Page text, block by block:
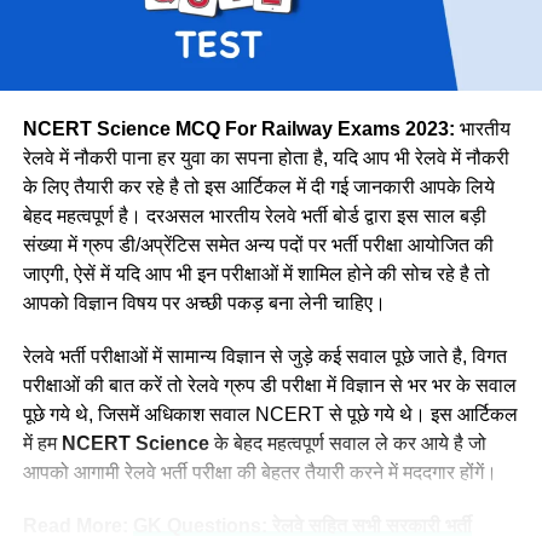
वे कहती है कि उनके इस काम को लेकर कई लोग ताने सुनाते है लेकिन वे
लोगों की बातों पर ध्यान नहीं देती है और अपना काम पूरे मन से करती है।
नीलम मानती है कि महिलाओ को हर क्षेत्र में आना चाहिए। क्योंकि महिला
पुरुष से बेहतर काम कर सकती है।
18383
उत्तर
38967
उत्तर पश्चिमी
15207
दक्षिण मध्य
16947
दक्षिण पूर्व मध्य
8025
दक्षिण पूर्व
17661
दक्षिण
22357
दक्षिण पश्चिम
6581
पश्चिम मध्य
11636
पश्चिम
30667
NCERT Science MCQ For Railway Exams 2023: भारतीय
रेलवे में नौकरी पाना हर युवा का सपना होता है, यदि आप भी रेलवे में नौकरी
के लिए तैयारी कर रहे है तो इस आर्टिकल में दी गई जानकारी आपके लिये
बेहद महत्वपूर्ण है। दरअसल भारतीय रेलवे भर्ती बोर्ड द्वारा इस साल बड़ी
संख्या में ग्रुप डी/अप्रेंटिस समेत अन्य पदों पर भर्ती परीक्षा आयोजित की
जाएगी, ऐसें में यदि आप भी इन परीक्षाओं में शामिल होने की सोच रहे है तो
आपको विज्ञान विषय पर अच्छी पकड़ बना लेनी चाहिए।
रेलवे भर्ती परीक्षाओं में सामान्य विज्ञान से जुड़े कई सवाल पूछे जाते है, विगत
परीक्षाओं की बात करें तो रेलवे ग्रुप डी परीक्षा में विज्ञान से भर भर के सवाल
पूछे गये थे, जिसमें अधिकाश सवाल NCERT से पूछे गये थे। इस आर्टिकल
में हम NCERT Scienceके बेहद महत्वपूर्ण सवाल ले कर आये है जो
आपको आगामी रेलवे भर्ती परीक्षा की बेहतर तैयारी करने में मददगार होंगें।